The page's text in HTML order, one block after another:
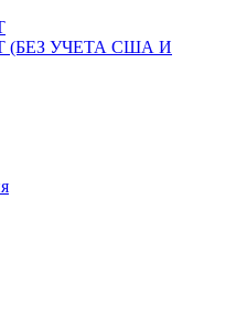
УЧЕТА США И